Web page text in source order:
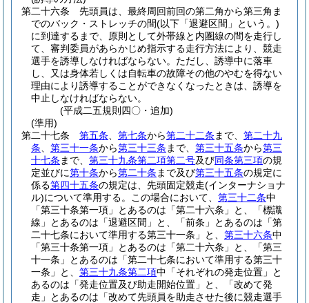
第二十六条
先頭員は、最終周回前回の第二角から第三角ま
でのバック・ストレッチの間(以下「退避区間」という。)
に到達するまで、原則として外帯線と内圏線の間を走行し
て、審判委員があらかじめ指示する走行方法により、競走
選手を誘導しなければならない。 ただし、誘導中に落車
し、又は身体若しくは自転車の故障その他のやむを得ない
理由により誘導することができなくなったときは、誘導を
中止しなければならない。
(平成二五規則四〇・追加)
(準用)
第二十七条
第五条 第七条から第二十二条 まで、 第二十九
条
第三十一条から第三十三条 まで、 第三十五条から第三
十七条 まで、 第三十九条第二項第二号及び同条第三項の規
定並びに第十条から第二十条 まで及び第三十五条の規定に
係る第四十五条の規定は、先頭固定競走(インターナショナ
ル)について準用する。 この場合において、 第三十二条中
「第三十条第一項」とあるのは「第二十六条」と、「標識
線」とあるのは「退避区間」と、「前条」とあるのは「第
二十七条において準用する第三十一条」と、 第三十六条中
「第三十条第一項」とあるのは「第二十六条」と、「第三
十一条」とあるのは「第二十七条において準用する第三十
一条」と、 第三十九条第二項中「それぞれの発走位置」と
あるのは「発走位置及び助走開始位置」と、「改めて発
走」とあるのは「改めて先頭員を助走させた後に競走選手